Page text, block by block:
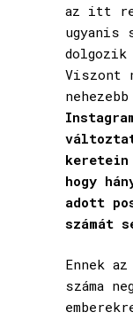
az itt
ugyanis
Viszont
hogy
adott
számát
Ennek
száma